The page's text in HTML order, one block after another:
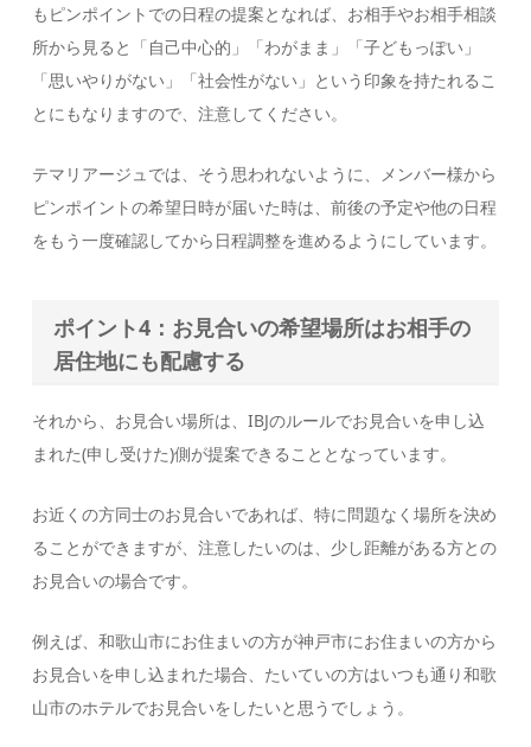
もピンポイントでの日程の提案となれば、お相手やお相手相談
所から見ると「自己中心的」「わがまま」「子どもっぽい」
「思いやりがない」「社会性がない」という印象を持たれるこ
とにもなりますので、注意してください。
テマリアージュでは、そう思われないように、メンバー様から
ピンポイントの希望日時が届いた時は、前後の予定や他の日程
をもう一度確認してから日程調整を進めるようにしています。
ポイント4：お見合いの希望場所はお相手の
居住地にも配慮する
それから、お見合い場所は、IBJのルールでお見合いを申し込
まれた(申し受けた)側が提案できることとなっています。
お近くの方同士のお見合いであれば、特に問題なく場所を決め
ることができますが、注意したいのは、少し距離がある方との
お見合いの場合です。
例えば、和歌山市にお住まいの方が神戸市にお住まいの方から
お見合いを申し込まれた場合、たいていの方はいつも通り和歌
山市のホテルでお見合いをしたいと思うでしょう。